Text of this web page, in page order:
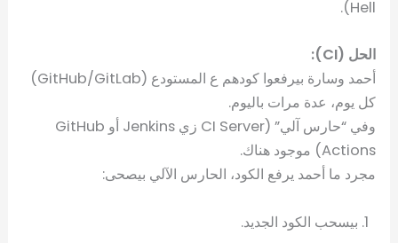
Hell).
الحل (CI):
أحمد وسارة بيرفعوا كودهم ع المستودع (GitHub/GitLab)
كل يوم، عدة مرات باليوم.
وفي “حارس آلي” (CI Server زي Jenkins أو GitHub
Actions) موجود هناك.
مجرد ما أحمد يرفع الكود، الحارس الآلي بيصحى:
بيسحب الكود الجديد.